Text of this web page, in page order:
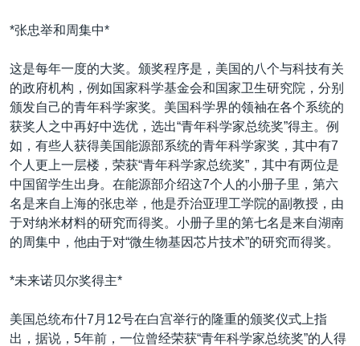
到
航
到
索
印太
中东
欧洲
非洲
美洲
全球议题
经济·金融·贸易
人权·法律·宗教
科教·文娱·体健
军事
劳工
环境
美中关系
热点专题
白宫要闻
国会报道
美中关系
美国建国250周年
埃博拉疫情
美国之音专访
南中国海争端
VOA视频
VOA今日焦点
中文广播
关注我们
*张忠举和周集中*
这是每年一度的大奖。颁奖程序是，美国的八个与科技有关
的政府机构，例如国家科学基金会和国家卫生研究院，分别
颁发自己的青年科学家奖。美国科学界的领袖在各个系统的
获奖人之中再好中选优，选出“青年科学家总统奖”得主。例
如，有些人获得美国能源部系统的青年科学家奖，其中有7
个人更上一层楼，荣获“青年科学家总统奖”，其中有两位是
中国留学生出身。在能源部介绍这7个人的小册子里，第六
名是来自上海的张忠举，他是乔治亚理工学院的副教授，由
于对纳米材料的研究而得奖。小册子里的第七名是来自湖南
的周集中，他由于对“微生物基因芯片技术”的研究而得奖。
*未来诺贝尔奖得主*
美国总统布什7月12号在白宫举行的隆重的颁奖仪式上指
出，据说，5年前，一位曾经荣获“青年科学家总统奖”的人得